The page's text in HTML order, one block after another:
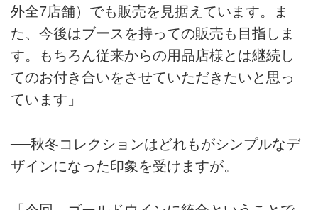
外全7店舗）でも販売を見据えています。ま
た、今後はブースを持っての販売も目指しま
す。もちろん従来からの用品店様とは継続し
てのお付き合いをさせていただきたいと思っ
ています」
──秋冬コレクションはどれもがシンプルなデ
ザインになった印象を受けますが。